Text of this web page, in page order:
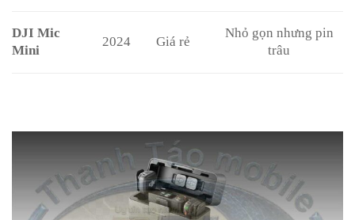
DJI Mic
Mini
2024 Giá rẻ
Nhỏ gọn nhưng pin
trâu